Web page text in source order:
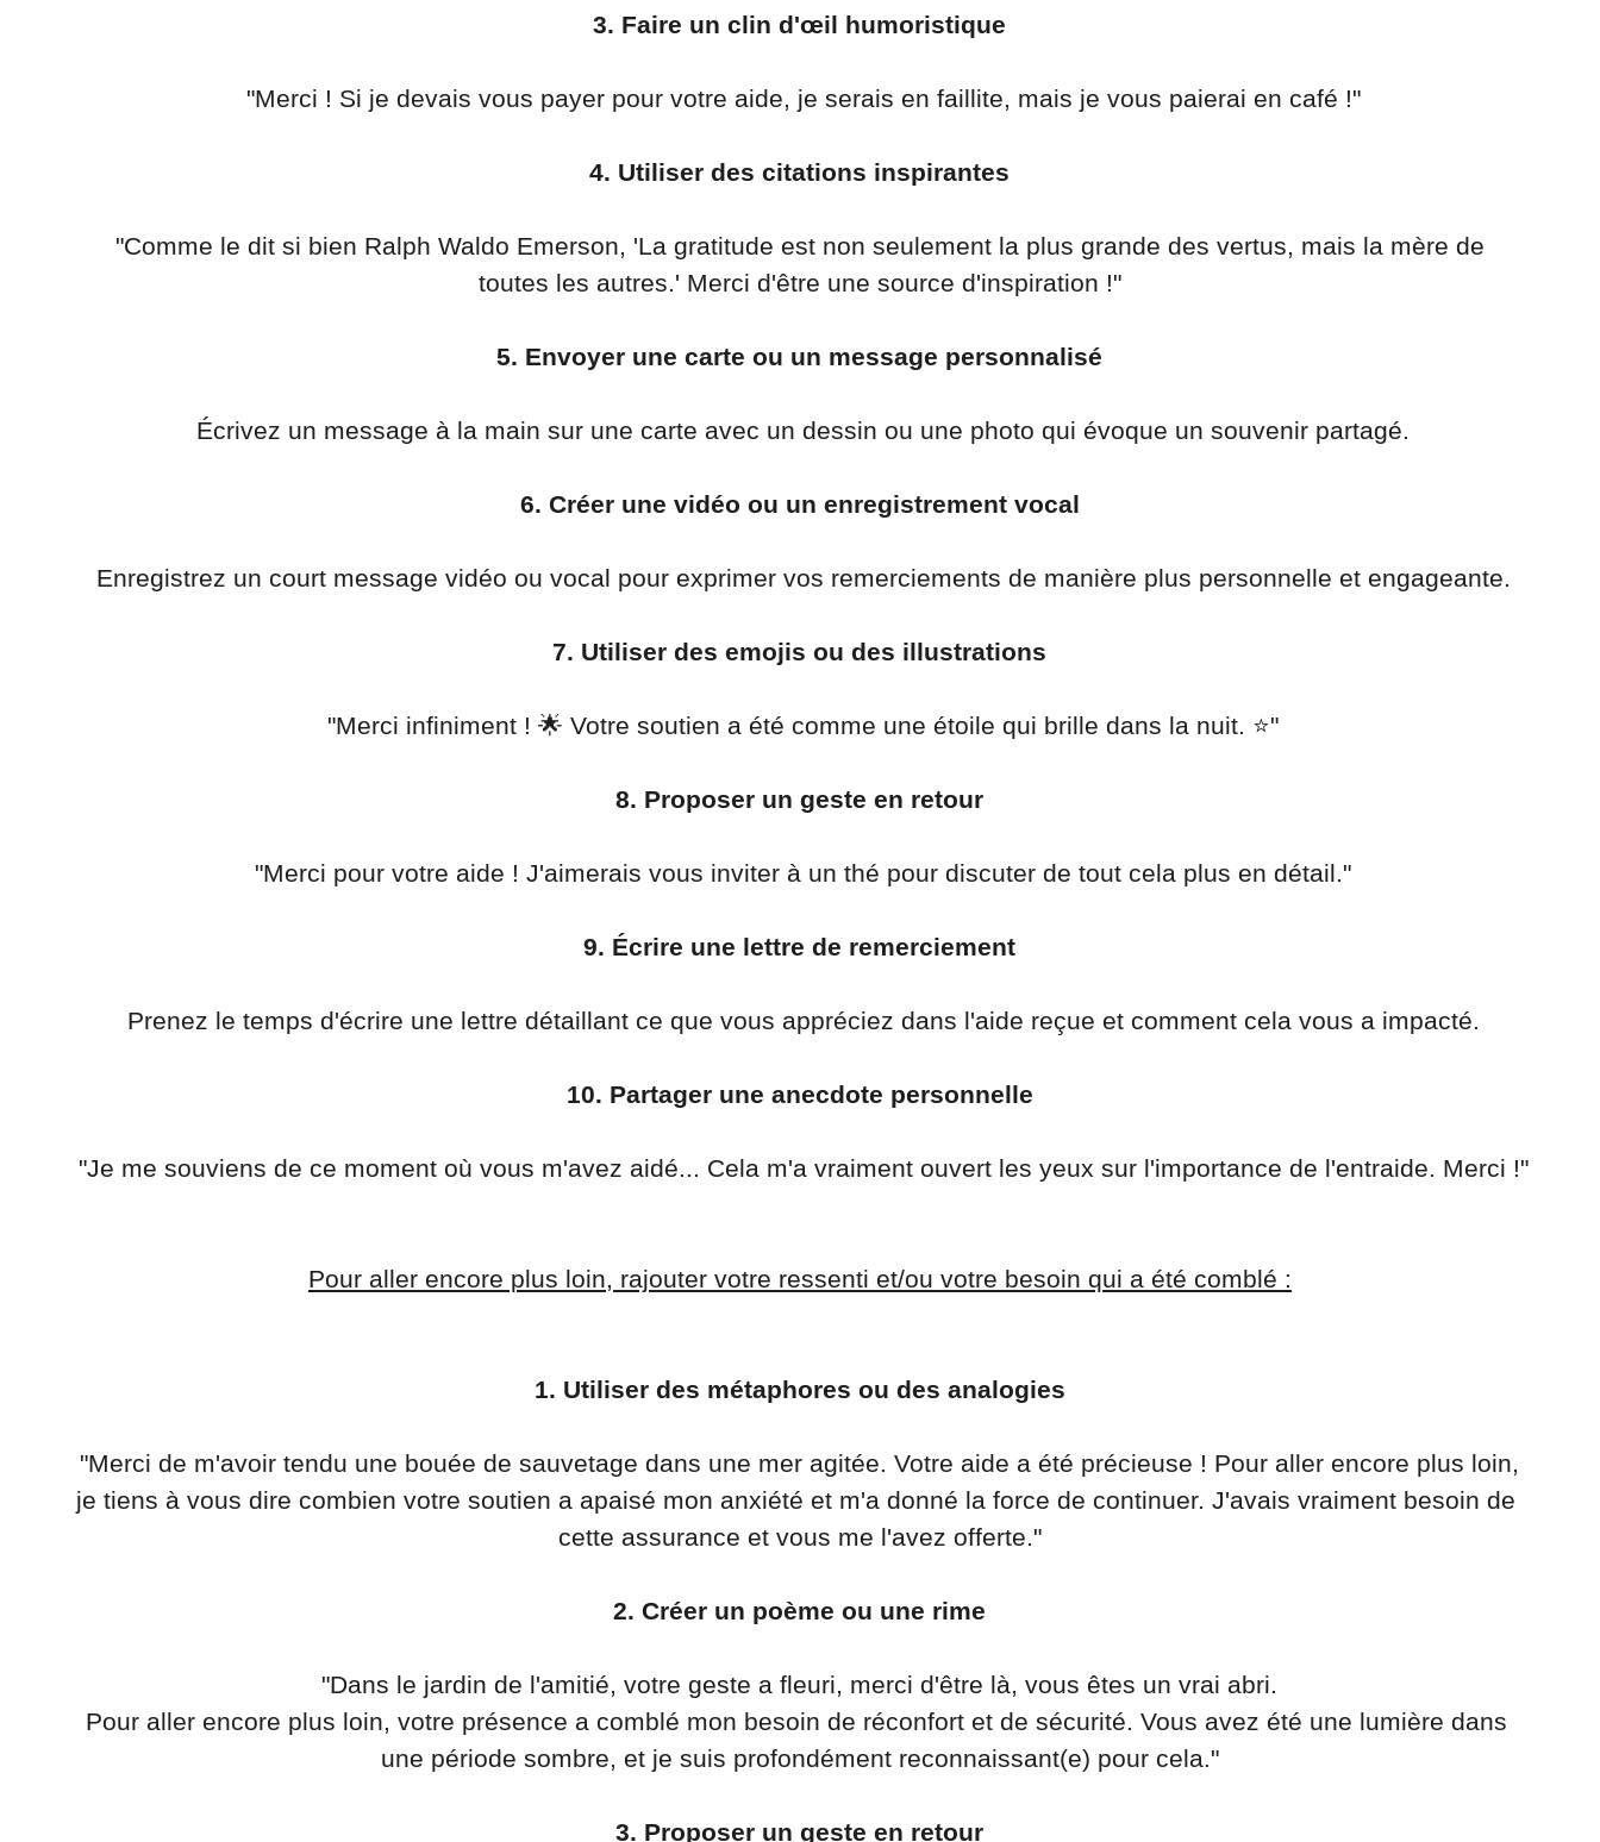
3. Faire un clin d'œil humoristique
"Merci ! Si je devais vous payer pour votre aide, je serais en faillite, mais je vous paierai en café !"
4. Utiliser des citations inspirantes
toutes les autres.' Merci d'être une source d'inspiration !"
5. Envoyer une carte ou un message personnalisé
Écrivez un message à la main sur une carte avec un dessin ou une photo qui évoque un souvenir partagé.
6. Créer une vidéo ou un enregistrement vocal
Enregistrez un court message vidéo ou vocal pour exprimer vos remerciements de manière plus personnelle et engageante.
7. Utiliser des emojis ou des illustrations
"Merci infiniment ! 🌟 Votre soutien a été comme une étoile qui brille dans la nuit. ⭐️"
8. Proposer un geste en retour
"Merci pour votre aide ! J'aimerais vous inviter à un thé pour discuter de tout cela plus en détail."
9. Écrire une lettre de remerciement
Prenez le temps d'écrire une lettre détaillant ce que vous appréciez dans l'aide reçue et comment cela vous a impacté.
10. Partager une anecdote personnelle
"Je me souviens de ce moment où vous m'avez aidé... Cela m'a vraiment ouvert les yeux sur l'importance de l'entraide. Merci !"
Pour aller encore plus loin, rajouter votre ressenti et/ou votre besoin qui a été comblé :
1. Utiliser des métaphores ou des analogies
je tiens à vous dire combien votre soutien a apaisé mon anxiété et m'a donné la force de continuer. J'avais vraiment besoin de
cette assurance et vous me l'avez offerte."
2. Créer un poème ou une rime
"Dans le jardin de l'amitié, votre geste a fleuri, merci d'être là, vous êtes un vrai abri.
Pour aller encore plus loin, votre présence a comblé mon besoin de réconfort et de sécurité. Vous avez été une lumière dans
une période sombre, et je suis profondément reconnaissant(e) pour cela."
3. Proposer un geste en retour